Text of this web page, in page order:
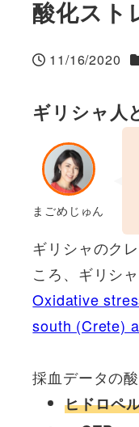
酸化スト
投稿日
11/16/2020
ギリシャ人
まごめじゅん
ギリシャのク
ころ、ギリシ
Oxidative
south (Crete)
採血データの
ヒドロペ